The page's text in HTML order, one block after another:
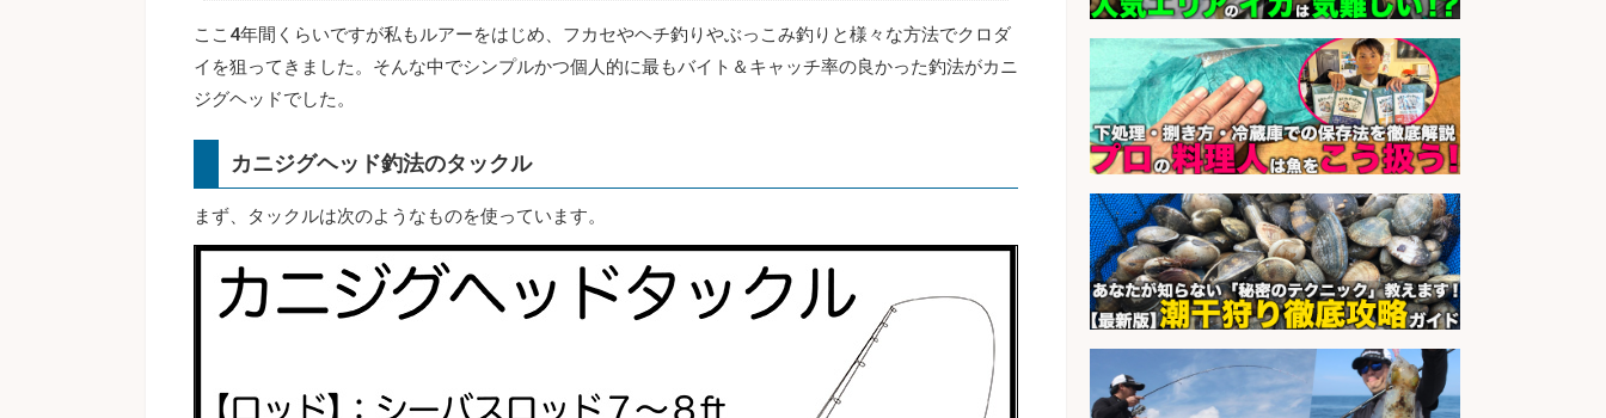
ここ4年間くらいですが私もルアーをはじめ、フカセやヘチ釣りやぶっこみ釣りと様々な方法でクロダ
イを狙ってきました。そんな中でシンプルかつ個人的に最もバイト＆キャッチ率の良かった釣法がカニ
ジグヘッドでした。
カニジグヘッド釣法のタックル
まず、タックルは次のようなものを使っています。